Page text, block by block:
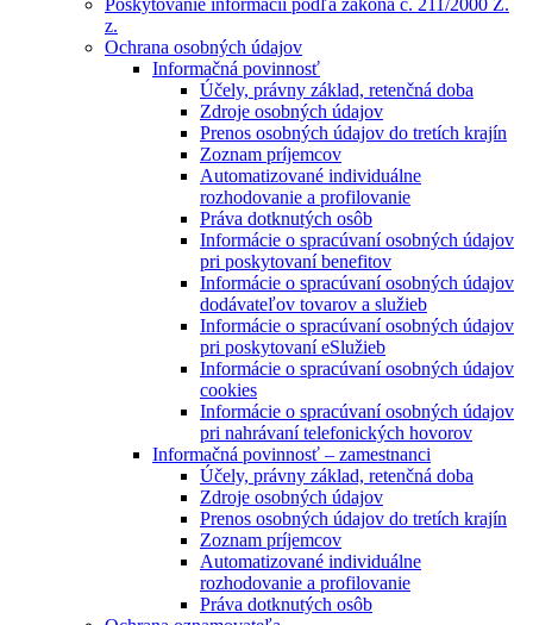
Poskytovanie informácií podľa zákona č. 211/2000 Z.
z.
Ochrana osobných údajov
Informačná povinnosť
Účely, právny základ, retenčná doba
Zdroje osobných údajov
Prenos osobných údajov do tretích krajín
Zoznam príjemcov
Automatizované individuálne
rozhodovanie a profilovanie
Práva dotknutých osôb
Informácie o spracúvaní osobných údajov
pri poskytovaní benefitov
Informácie o spracúvaní osobných údajov
dodávateľov tovarov a služieb
Informácie o spracúvaní osobných údajov
pri poskytovaní eSlužieb
Informácie o spracúvaní osobných údajov
cookies
Informácie o spracúvaní osobných údajov
pri nahrávaní telefonických hovorov
Informačná povinnosť – zamestnanci
Účely, právny základ, retenčná doba
Zdroje osobných údajov
Prenos osobných údajov do tretích krajín
Zoznam príjemcov
Automatizované individuálne
rozhodovanie a profilovanie
Práva dotknutých osôb